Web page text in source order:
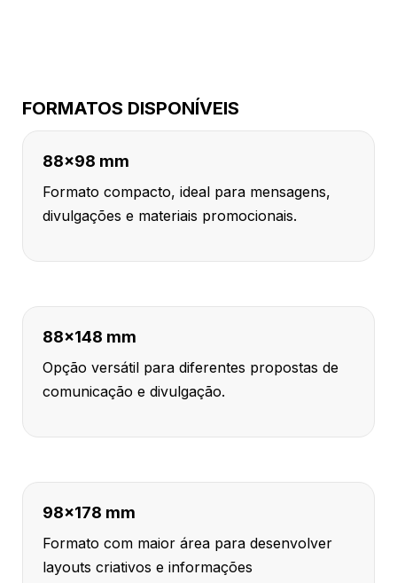
FORMATOS DISPONÍVEIS
88x98 mm
Formato compacto, ideal para mensagens,
divulgações e materiais promocionais.
88x148 mm
Opção versátil para diferentes propostas de
comunicação e divulgação.
98x178 mm
Formato com maior área para desenvolver
layouts criativos e informações